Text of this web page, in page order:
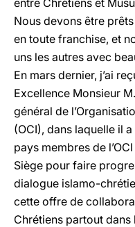
entre Chrétiens et
Nous devons être
en toute franchise, et
uns les autres avec
En mars dernier, j’ai
Excellence Monsieur
général de
(OCI), dans laquelle il
pays membres de
Siège pour faire
dialogue islamo-
cette offre de
Chrétiens partout